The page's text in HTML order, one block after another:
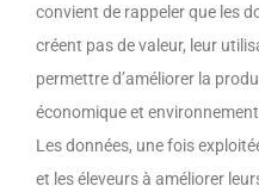
convient de rappeler que les
créent pas de valeur, leur
permettre d’améliorer la
économique et
Les données, une fois
et les éleveurs à améliorer